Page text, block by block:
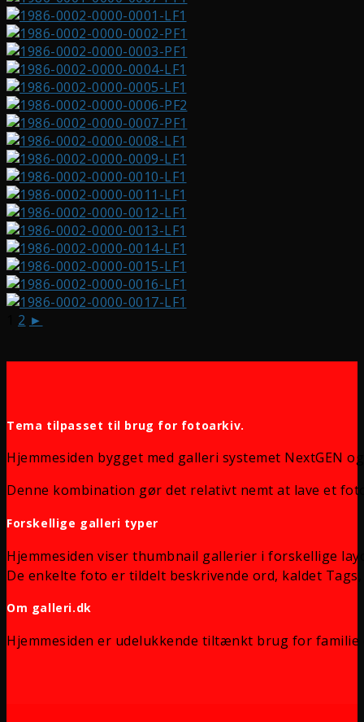
2 ►
Tema tilpasset til brug for fotoarkiv.
Hjemmesiden bygget med galleri systemet NextGEN
Denne kombination gør det relativt nemt at lave et
Forskellige galleri typer
Hjemmesiden viser thumbnail gallerier i forskellige
De enkelte foto er tildelt beskrivende ord, kaldet
Om galleri.dk
Hjemmesiden er udelukkende tiltænkt brug for